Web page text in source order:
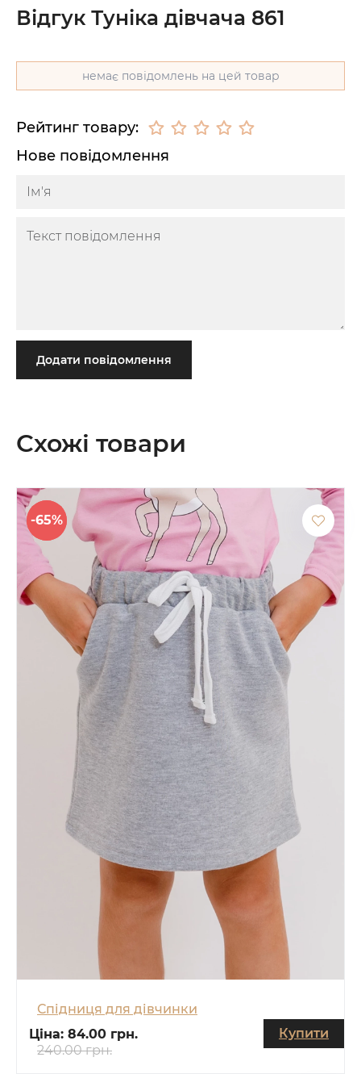
Відгук Туніка дівчача 861
немає повідомлень на цей товар
Рейтинг товару:
Нове повідомлення
Додати повідомлення
Схожі товари
-65%
Спідниця для дівчинки
Ціна: 84.00 грн.
240.00 грн.
Купити